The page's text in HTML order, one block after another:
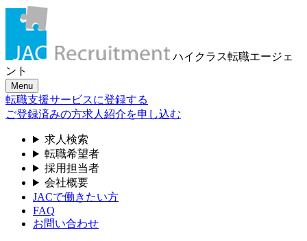
ハイクラス転職エージェ
ント
Menu
転職支援サービスに登録する
ご登録済みの方求人紹介を申し込む
求人検索
転職希望者
採用担当者
会社概要
JACで働きたい方
FAQ
お問い合わせ